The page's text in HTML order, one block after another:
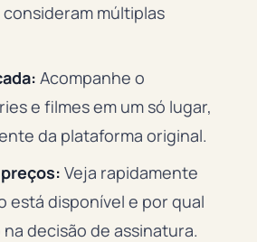
múltiplas
Acompanhe o
e filmes em um só lugar,
da plataforma original.
Veja rapidamente
está disponível e por qual
decisão de assinatura.